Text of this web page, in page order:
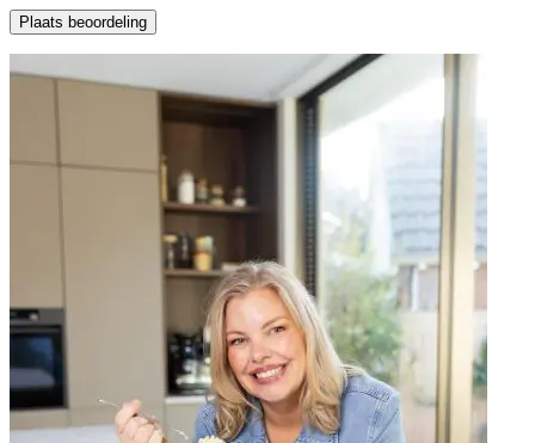
Plaats beoordeling